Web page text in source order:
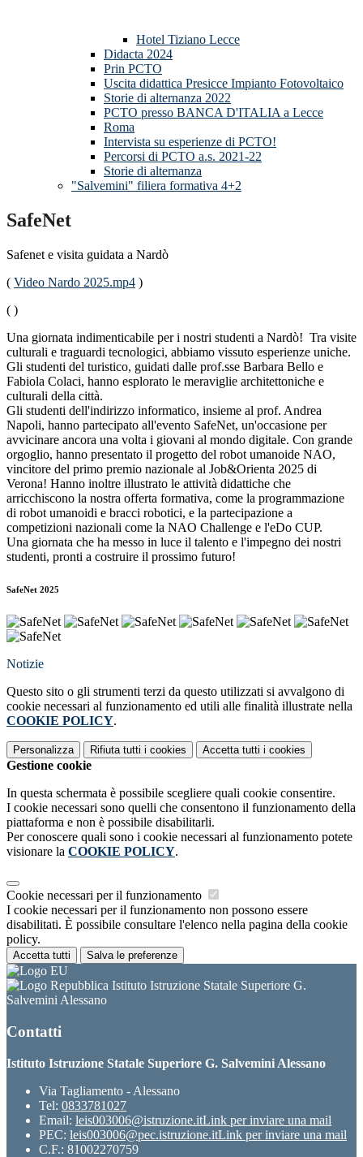
Hotel Tiziano Lecce
Didacta 2024
Prin PCTO
Uscita didattica Presicce Impianto Fotovoltaico
Storie di alternanza 2022
PCTO presso BANCA D'ITALIA a Lecce
Roma
Intervista su esperienze di PCTO!
Percorsi di PCTO a.s. 2021-22
Storie di alternanza
"Salvemini" filiera formativa 4+2
SafeNet
Safenet e visita guidata a Nardò
( Video Nardo 2025.mp4 )
( )
Una giornata indimenticabile per i nostri studenti a Nardò! Tra visite
culturali e traguardi tecnologici, abbiamo vissuto esperienze uniche.
Gli studenti del turistico, guidati dalle prof.sse Barbara Bello e
Fabiola Colaci, hanno esplorato le meraviglie architettoniche e
culturali della città.
Gli studenti dell'indirizzo informatico, insieme al prof. Andrea
Napoli, hanno partecipato all'evento SafeNet, un'occasione per
avvicinare ancora una volta i giovani al mondo digitale. Con grande
orgoglio, hanno presentato il progetto del robot umanoide NAO,
vincitore del primo premio nazionale al Job&Orienta 2025 di
Verona! Hanno inoltre illustrato le attività didattiche che
arricchiscono la nostra offerta formativa, come la programmazione
di robot umanoidi e bracci robotici, e la partecipazione a
competizioni nazionali come la NAO Challenge e l'eDo CUP.
Una giornata che ha messo in luce il talento e l'impegno dei nostri
studenti, pronti a costruire il prossimo futuro!
SafeNet 2025
Notizie
Questo sito o gli strumenti terzi da questo utilizzati si avvalgono di
cookie necessari al funzionamento ed utili alle finalità illustrate nella
COOKIE POLICY.
Personalizza Rifiuta tutti i cookies Accetta tutti i cookies
Gestione cookie
In questa schermata è possibile scegliere quali cookie consentire.
I cookie necessari sono quelli che consentono il funzionamento della
piattaforma e non è possibile disabilitarli.
Per conoscere quali sono i cookie necessari al funzionamento potete
visionare la COOKIE POLICY.
Cookie necessari per il funzionamento
I cookie necessari per il funzionamento non possono essere
disabilitati. È possibile consultare l'elenco nella pagina della cookie
policy.
Accetta tutti Salva le preferenze
Istituto Istruzione Statale Superiore G.
Salvemini Alessano
Contatti
Istituto Istruzione Statale Superiore G. Salvemini Alessano
Via Tagliamento - Alessano
Tel: 0833781027
Email: leis003006@istruzione.itLink per inviare una mail
PEC: leis003006@pec.istruzione.itLink per inviare una mail
C.F.: 81002270759